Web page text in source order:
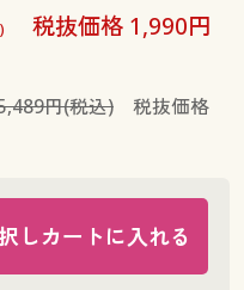
税抜価格 1,990円
円(税込)税抜価格
しカートに入れる